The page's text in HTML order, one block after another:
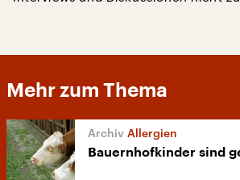
Mehr zum Thema
Allergien
Bauernhofkinder sind